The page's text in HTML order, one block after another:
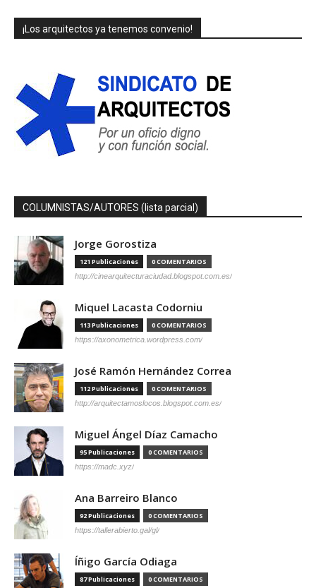
¡Los arquitectos ya tenemos convenio!
COLUMNISTAS/AUTORES (lista parcial)
Jorge Gorostiza
121 Publicaciones 0 COMENTARIOS
http://cinearquitecturaciudad.blogspot.com.es/
Miquel Lacasta Codorniu
113 Publicaciones 0 COMENTARIOS
https://axonometrica.wordpress.com/
José Ramón Hernández Correa
112 Publicaciones 0 COMENTARIOS
http://arquitectamoslocos.blogspot.com.es/
Miguel Ángel Díaz Camacho
95 Publicaciones 0 COMENTARIOS
https://madc.xyz/
Ana Barreiro Blanco
92 Publicaciones 0 COMENTARIOS
https://tallerabierto.gal/gl/
Íñigo García Odiaga
87 Publicaciones 0 COMENTARIOS